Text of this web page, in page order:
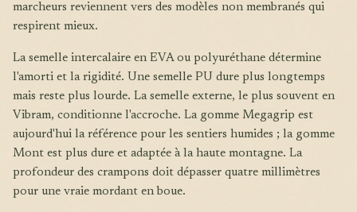
marcheurs reviennent vers des modèles non membranés qui
respirent mieux.
La semelle intercalaire en EVA ou polyuréthane détermine
l'amorti et la rigidité. Une semelle PU dure plus longtemps
mais reste plus lourde. La semelle externe, le plus souvent en
Vibram, conditionne l'accroche. La gomme Megagrip est
aujourd'hui la référence pour les sentiers humides ; la gomme
Mont est plus dure et adaptée à la haute montagne. La
profondeur des crampons doit dépasser quatre millimètres
pour une vraie mordant en boue.